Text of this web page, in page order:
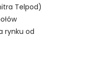
Telpod)
rynku od